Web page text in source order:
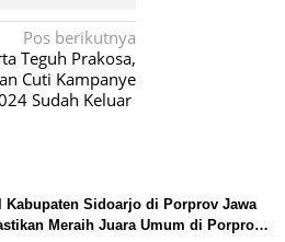
Pos berikutnya
Teguh Prakosa,
Cuti Kampanye
Sudah Keluar
Kabupaten Sidoarjo di Porprov Jawa
Meraih Juara Umum di Porprov